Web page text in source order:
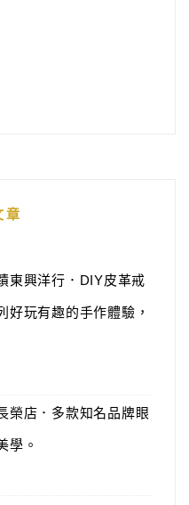
章
東興洋行．DIY皮革戒
好玩有趣的手作體驗，
榮店．多款知名品牌眼
學。